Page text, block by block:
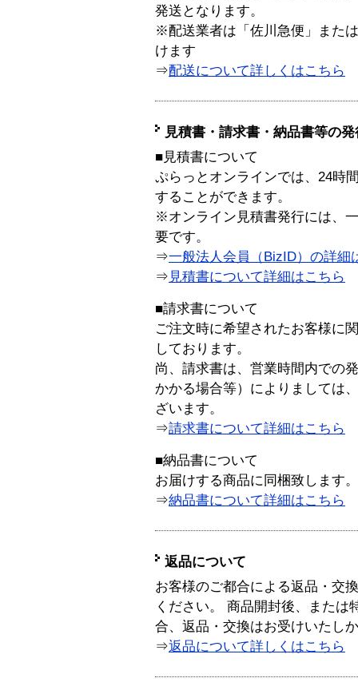
発送となります。
※配送業者は「佐川急便」また
けます
⇒配送について詳しくはこちら
見積書・請求書・納品書等の
■見積書について
ぷらっとオンラインでは、24時
することができます。
※オンライン見積書発行には、
要です。
⇒一般法人会員（BizID）の詳細
⇒ 見積書について詳細はこちら
■請求書について
ご注文時に希望されたお客様に
しております。
尚、請求書は、営業時間内での
かかる場合等）によりましては
ざいます。
⇒請求書について詳細はこちら
■納品書について
お届けする商品に同梱致します。
⇒納品書について詳細はこちら
返品について
お客様のご都合による返品・交
ください。 商品開封後、または
合、返品・交換はお受けいたし
⇒返品について詳しくはこちら